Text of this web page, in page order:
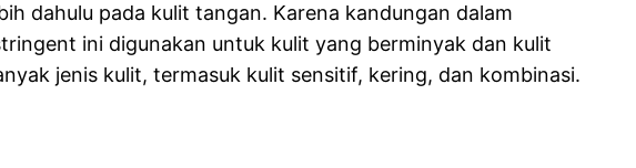
dahulu pada kulit tangan. Karena kandungan dalam
ini digunakan untuk kulit yang berminyak dan kulit
jenis kulit, termasuk kulit sensitif, kering, dan kombinasi.